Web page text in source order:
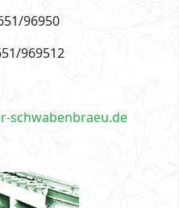
96950
969512
schwabenbraeu.de